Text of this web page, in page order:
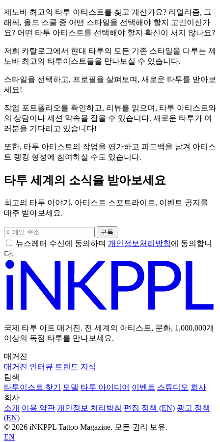
제노바 최고의 타투 아티스트를 찾고 계신가요? 리얼리즘, 그
래픽, 올드 스쿨 중 어떤 스타일을 선택해야 할지 고민이신가
요? 어떤 타투 아티스트를 선택해야 할지 확신이 서지 않나요?
저희 카탈로그에서 현대 타투의 모든 기존 스타일을 다루는 제
노바 최고의 타투이스트들을 만나보실 수 있습니다.
스타일을 선택하고, 프로필을 살펴보며, 새로운 타투를 받아보
세요!
작업 포트폴리오를 확인하고, 리뷰를 읽으며, 타투 아티스트와
의 상담이나 세션 약속을 잡을 수 있습니다. 새로운 타투가 여
러분을 기다리고 있습니다!
또한, 타투 아티스트의 작업을 평가하고 피드백을 남겨 아티스
트 랭킹 형성에 참여하실 수도 있습니다.
타투 세계의 소식을 받아보세요
최고의 타투 이야기, 아티스트 스포트라이트, 이벤트 공지를
매주 받아보세요.
구독
뉴스레터 수신에 동의하며 개인정보처리방침에 동의합니
다.
국제 타투 아트 매거진. 전 세계의 아티스트, 문화, 1,000,000개
이상의 독점 타투를 만나보세요.
매거진
매거진 인터뷰 트렌드 지식
탐색
타투이스트 찾기
모델 타투 아이디어 이벤트 스튜디오 회사
회사
소개 이용 약관 개인정보 처리방침 편집 정책 (EN) 광고 정책
(EN)
© 2026 iNKPPL Tattoo Magazine. 모든 권리 보유.
EN